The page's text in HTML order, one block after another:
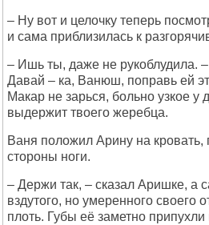
– Ну вот и целочку теперь
и сама приблизилась к
– Ишь ты, даже не рукоблудила.
Давай – ка, Ванюш, поправь ей
Макар не зарься, больно узкое у
выдержит твоего жеребца.
Ваня положил Арину на кровать,
стороны ноги.
– Держи так, – сказал Аришке, а
вздутого, но умеренного своего
плоть. Губы её заметно